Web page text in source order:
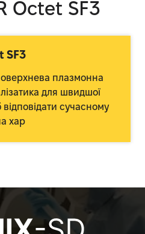
Octet SF3
SF3
плазмонна
для швидшої
відповідати сучасному
хар